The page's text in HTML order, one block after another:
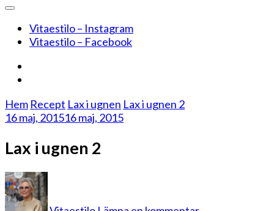
Vitaestilo – Instagram
Vitaestilo – Facebook
Hem Recept Lax i ugnen Lax i ugnen 2
16 maj, 201516 maj, 2015
Lax i ugnen 2